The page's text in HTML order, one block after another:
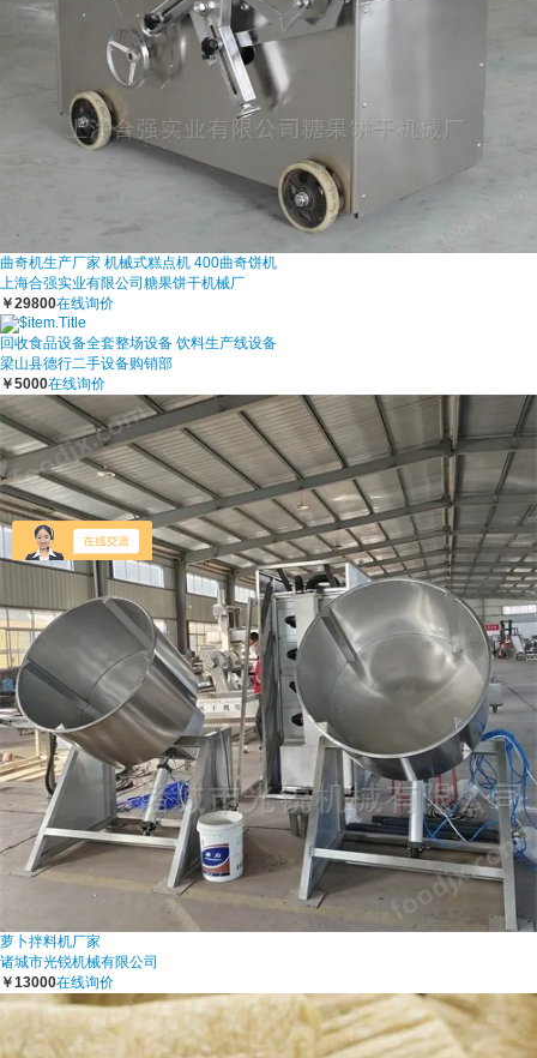
曲奇机生产厂家 机械式糕点机 400曲奇饼机
上海合强实业有限公司糖果饼干机械厂
￥29800在线询价
回收食品设备全套整场设备 饮料生产线设备
梁山县德行二手设备购销部
￥5000在线询价
萝卜拌料机厂家
诸城市光锐机械有限公司
￥13000在线询价